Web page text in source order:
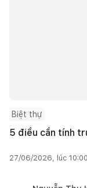
Biệt thự
5 điều cần tính
27/06/2026, lúc 10:00